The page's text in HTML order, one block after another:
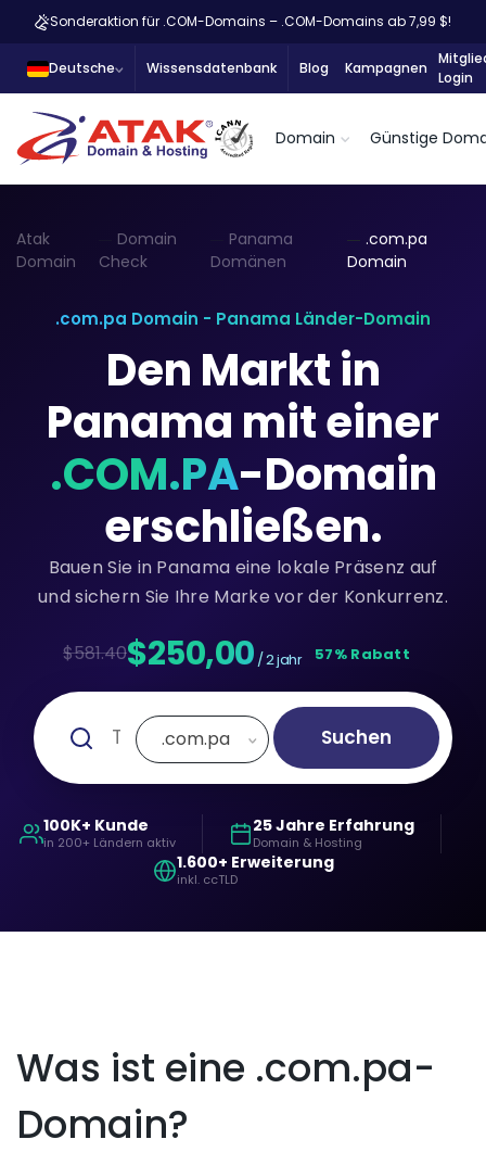
Sonderaktion für .COM-Domains – .COM-Domains ab 7,99 $!
Deutsche Wissensdatenbank Blog Kampagnen
Login
Domain Günstige
Atak
Domain
Domain
Check
Panama
Domänen
.com.pa
Domain
.com.pa Domain - Panama Länder-Domain
Den Markt in
Panama mit einer
.COM.PA-Domain
erschließen.
Bauen Sie in Panama eine lokale Präsenz auf
und sichern Sie Ihre Marke vor der Konkurrenz.
$581.40$250,00 / 2 jahr 57% Rabatt
.com.pa Suchen
100K+ Kunde
in 200+ Ländern aktiv
25 Jahre Erfahrung
Domain & Hosting
1.600+ Erweiterung
inkl. ccTLD
Was ist eine .com.pa-
Domain?